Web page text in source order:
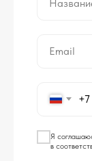
Email
+7
Я
в